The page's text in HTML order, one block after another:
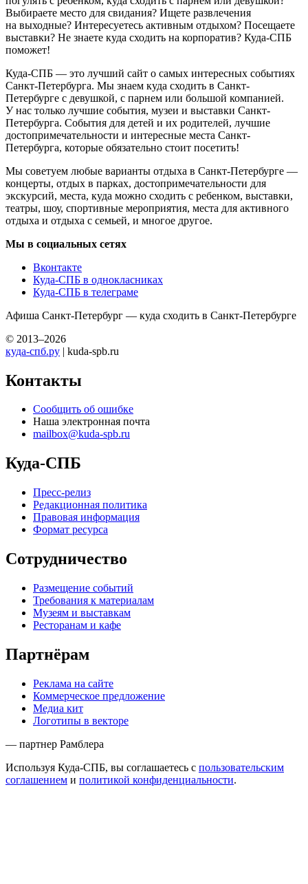
Выбираете место для свидания? Ищете развлечения
на выходные? Интересуетесь активным отдыхом? Посещаете
выставки? Не знаете куда сходить на корпоратив? Куда-СПБ
поможет!
Куда-СПБ — это лучший сайт о самых интересных событиях
Санкт-Петербурга. Мы знаем куда сходить в Санкт-
Петербурге с девушкой, с парнем или большой компанией.
У нас только лучшие события, музеи и выставки Санкт-
Петербурга. События для детей и их родителей, лучшие
достопримечательности и интересные места Санкт-
Петербурга, которые обязательно стоит посетить!
Мы советуем любые варианты отдыха в Санкт-Петербурге —
концерты, отдых в парках, достопримечательности для
экскурсий, места, куда можно сходить с ребенком, выставки,
театры, шоу, спортивные мероприятия, места для активного
отдыха и отдыха с семьей, и многое другое.
Мы в социальных сетях
Вконтакте
Куда-СПБ в однокласниках
Куда-СПБ в телеграме
Афиша Санкт-Петербург — куда сходить в Санкт-Петербурге
© 2013–2026
куда-спб.ру | kuda-spb.ru
Контакты
Сообщить об ошибке
Наша электронная почта
mailbox@kuda-spb.ru
Куда-СПБ
Пресс-релиз
Редакционная политика
Правовая информация
Формат ресурса
Сотрудничество
Размещение событий
Требования к материалам
Музеям и выставкам
Ресторанам и кафе
Партнёрам
Реклама на сайте
Коммерческое предложение
Медиа кит
Логотипы в векторе
— партнер Рамблера
Используя Куда-СПБ, вы соглашаетесь с пользовательским
соглашением и политикой конфиденциальности.